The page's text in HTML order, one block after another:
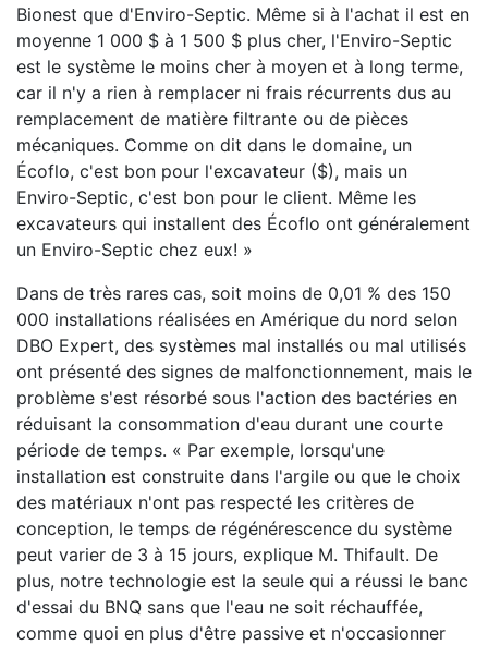
Bionest que d'Enviro-Septic. Même si à l'achat il est en
moyenne 1 000 $ à 1 500 $ plus cher, l'Enviro-Septic
est le système le moins cher à moyen et à long terme,
car il n'y a rien à remplacer ni frais récurrents dus au
remplacement de matière filtrante ou de pièces
mécaniques. Comme on dit dans le domaine, un
Écoflo, c'est bon pour l'excavateur ($), mais un
Enviro-Septic, c'est bon pour le client. Même les
excavateurs qui installent des Écoflo ont généralement
un Enviro-Septic chez eux! »
Dans de très rares cas, soit moins de 0,01 % des 150
000 installations réalisées en Amérique du nord selon
DBO Expert, des systèmes mal installés ou mal utilisés
ont présenté des signes de malfonctionnement, mais le
problème s'est résorbé sous l'action des bactéries en
réduisant la consommation d'eau durant une courte
période de temps. « Par exemple, lorsqu'une
installation est construite dans l'argile ou que le choix
des matériaux n'ont pas respecté les critères de
conception, le temps de régénérescence du système
peut varier de 3 à 15 jours, explique M. Thifault. De
plus, notre technologie est la seule qui a réussi le banc
d'essai du BNQ sans que l'eau ne soit réchauffée,
comme quoi en plus d'être passive et n'occasionner